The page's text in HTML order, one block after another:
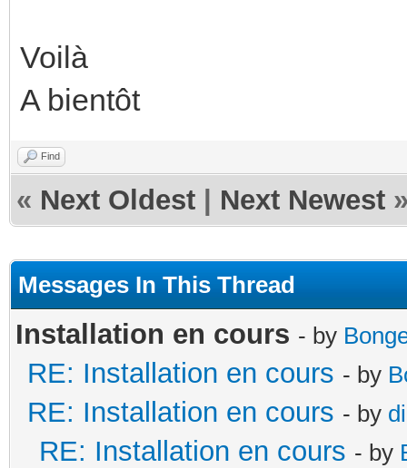
Voilà
A bientôt
Find
« Next Oldest Next Newest
Messages In This Thread
Installation en cours - by
RE: Installation en cours - by
RE: Installation en cours - by
RE: Installation en cours - by